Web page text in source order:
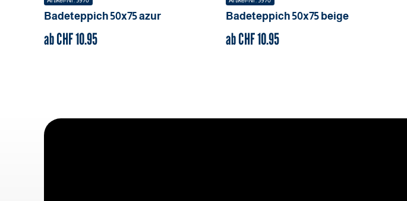
Badeteppich 50x75azur
ab CHF10.95
Badeteppich 50x75 beige
ab CHF10.95